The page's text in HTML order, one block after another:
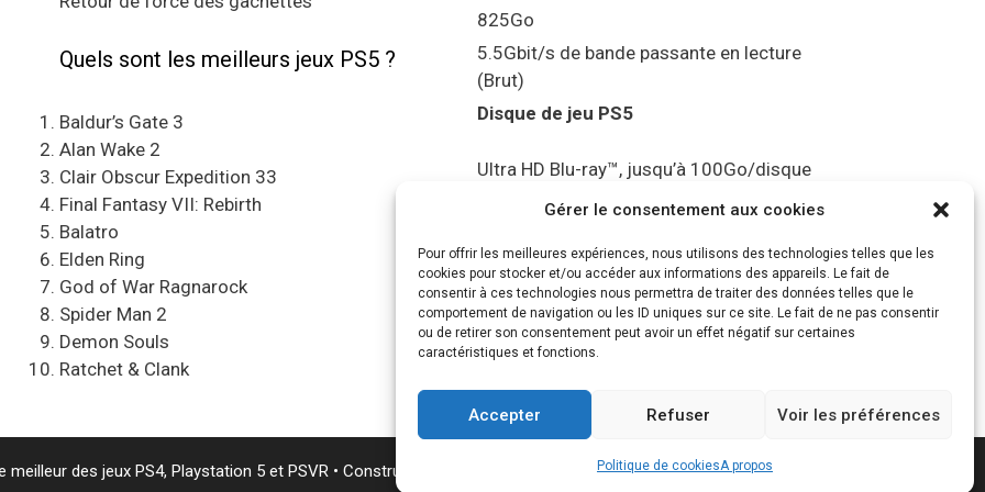
Gérer le consentement aux cookies
Pour offrir les meilleures expériences, nous utilisons des technologies telles que les
cookies pour stocker et/ou accéder aux informations des appareils. Le fait de
consentir à ces technologies nous permettra de traiter des données telles que le
comportement de navigation ou les ID uniques sur ce site. Le fait de ne pas consentir
ou de retirer son consentement peut avoir un effet négatif sur certaines
caractéristiques et fonctions.
Accepter Refuser Voir les préférences
Politique de cookiesA propos
Quels sont les meilleurs jeux PS5 ?
Baldur’s Gate 3
Alan Wake 2
Clair Obscur Expedition 33
Final Fantasy VII: Rebirth
Balatro
Elden Ring
God of War Ragnarock
Spider Man 2
Demon Souls
Ratchet & Clank
825Go
5.5Gbit/s de bande passante en lecture
(Brut)
Disque de jeu PS5
Ultra HD Blu-ray™, jusqu’à 100Go/disque
Sortie vidéo
Compatibilité avec les téléviseurs 4K 120Hz
et 8K, VRR (spécification HDMI v. 2.1)
Audio
meilleur des jeux PS4, Playstation 5 et PSVR • Construit avec